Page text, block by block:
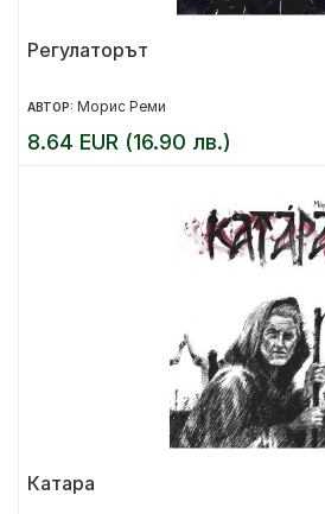
Регулаторът
АВТОР: Морис Реми
8.64 EUR (16.90 лв.)
Катара